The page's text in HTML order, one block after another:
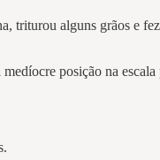
triturou alguns grãos e
posição na